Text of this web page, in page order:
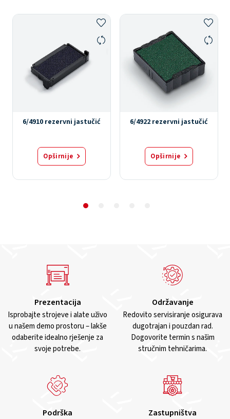
6/4910 rezervni jastučić
Opširnije
6/4922 rezervni jastučić
Opširnije
Prezentacija
Isprobajte strojeve i alate uživo
u našem demo prostoru – lakše
odaberite idealno rješenje za
svoje potrebe.
Održavanje
Redovito servisiranje osigurava
dugotrajan i pouzdan rad.
Dogovorite termin s našim
stručnim tehničarima.
Podrška Zastupništva